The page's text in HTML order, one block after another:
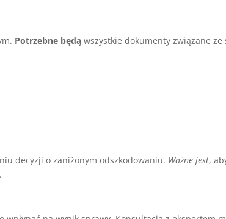
Potrzebne będą wszystkie dokumenty związane ze
decyzji o zaniżonym odszkodowaniu. Ważne jest,